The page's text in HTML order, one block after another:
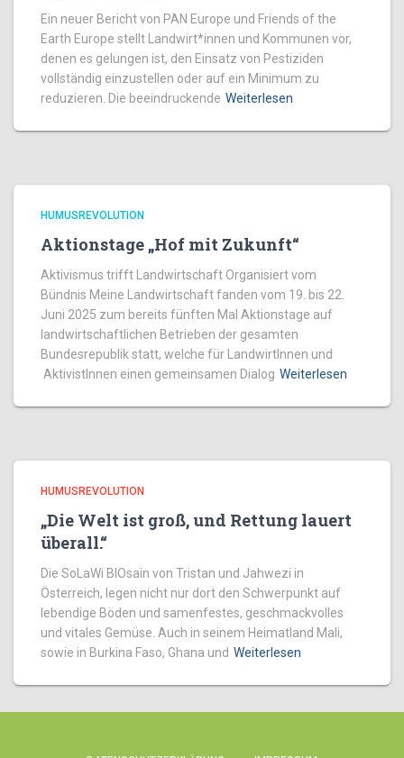
Ein neuer Bericht von PAN Europe und Friends of the
Earth Europe stellt Landwirt*innen und Kommunen vor,
denen es gelungen ist, den Einsatz von Pestiziden
vollständig einzustellen oder auf ein Minimum zu
reduzieren. Die beeindruckende Weiterlesen
HUMUSREVOLUTION
Aktionstage „Hof mit Zukunft“
Aktivismus trifft Landwirtschaft Organisiert vom
Bündnis Meine Landwirtschaft fanden vom 19. bis 22.
Juni 2025 zum bereits fünften Mal Aktionstage auf
landwirtschaftlichen Betrieben der gesamten
Bundesrepublik statt, welche für LandwirtInnen und
AktivistInnen einen gemeinsamen Dialog Weiterlesen
HUMUSREVOLUTION
„Die Welt ist groß, und Rettung lauert
überall.“
Die SoLaWi BIOsain von Tristan und Jahwezi in
Österreich, legen nicht nur dort den Schwerpunkt auf
lebendige Böden und samenfestes, geschmackvolles
und vitales Gemüse. Auch in seinem Heimatland Mali,
sowie in Burkina Faso, Ghana und Weiterlesen